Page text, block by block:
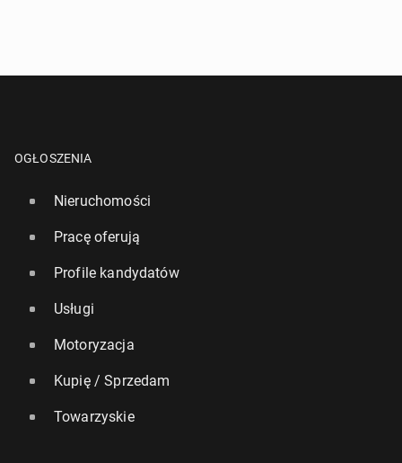
OGŁOSZENIA
Nieruchomości
Pracę oferują
Profile kandydatów
Usługi
Motoryzacja
Kupię / Sprzedam
Towarzyskie